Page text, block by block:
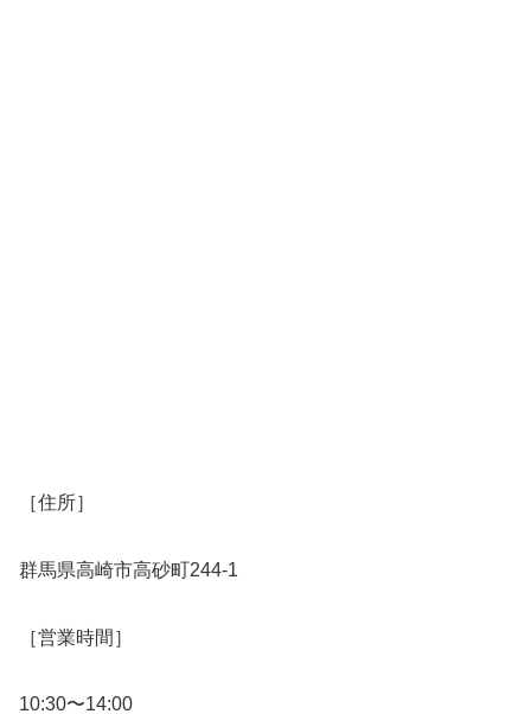
［住所］
群馬県高崎市高砂町244-1
［営業時間］
10:30〜14:00